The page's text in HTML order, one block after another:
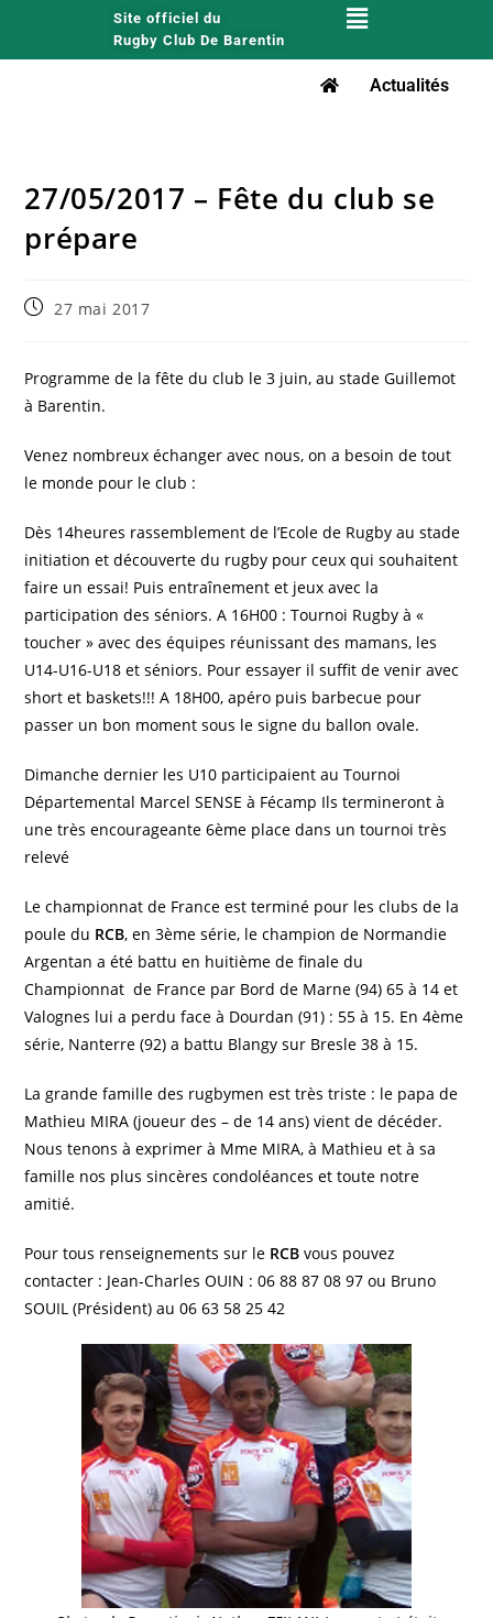
Site officiel du
Rugby Club De Barentin
Actualités
27/05/2017 – Fête du club se
prépare
27 mai 2017
Programme de la fête du club le 3 juin, au stade Guillemot
à Barentin.
Venez nombreux échanger avec nous, on a besoin de tout
le monde pour le club :
Dès 14heures rassemblement de l’Ecole de Rugby au stade
initiation et découverte du rugby pour ceux qui souhaitent
faire un essai! Puis entraînement et jeux avec la
participation des séniors. A 16H00 : Tournoi Rugby à «
toucher » avec des équipes réunissant des mamans, les
U14-U16-U18 et séniors. Pour essayer il suffit de venir avec
short et baskets!!! A 18H00, apéro puis barbecue pour
passer un bon moment sous le signe du ballon ovale.
Dimanche dernier les U10 participaient au Tournoi
Départemental Marcel SENSE à Fécamp Ils termineront à
une très encourageante 6ème place dans un tournoi très
relevé
Le championnat de France est terminé pour les clubs de la
poule du RCB, en 3ème série, le champion de Normandie
Argentan a été battu en huitième de finale du
Championnat de France par Bord de Marne (94) 65 à 14 et
Valognes lui a perdu face à Dourdan (91) : 55 à 15. En 4ème
série, Nanterre (92) a battu Blangy sur Bresle 38 à 15.
La grande famille des rugbymen est très triste : le papa de
Mathieu MIRA (joueur des – de 14 ans) vient de décéder.
Nous tenons à exprimer à Mme MIRA, à Mathieu et à sa
famille nos plus sincères condoléances et toute notre
amitié.
Pour tous renseignements sur le RCB vous pouvez
contacter : Jean-Charles OUIN : 06 88 87 08 97 ou Bruno
SOUIL (Président) au 06 63 58 25 42